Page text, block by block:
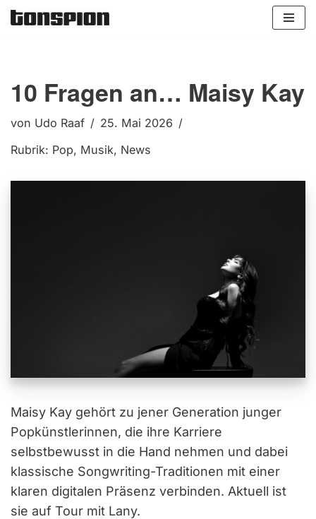
10 Fragen an… Maisy Kay
von Udo Raaf
25. Mai 2026
Rubrik: Pop, Musik, News
Maisy Kay gehört zu jener Generation junger
Popkünstlerinnen, die ihre Karriere
selbstbewusst in die Hand nehmen und dabei
klassische Songwriting-Traditionen mit einer
klaren digitalen Präsenz verbinden. Aktuell ist
sie auf Tour mit Lany.